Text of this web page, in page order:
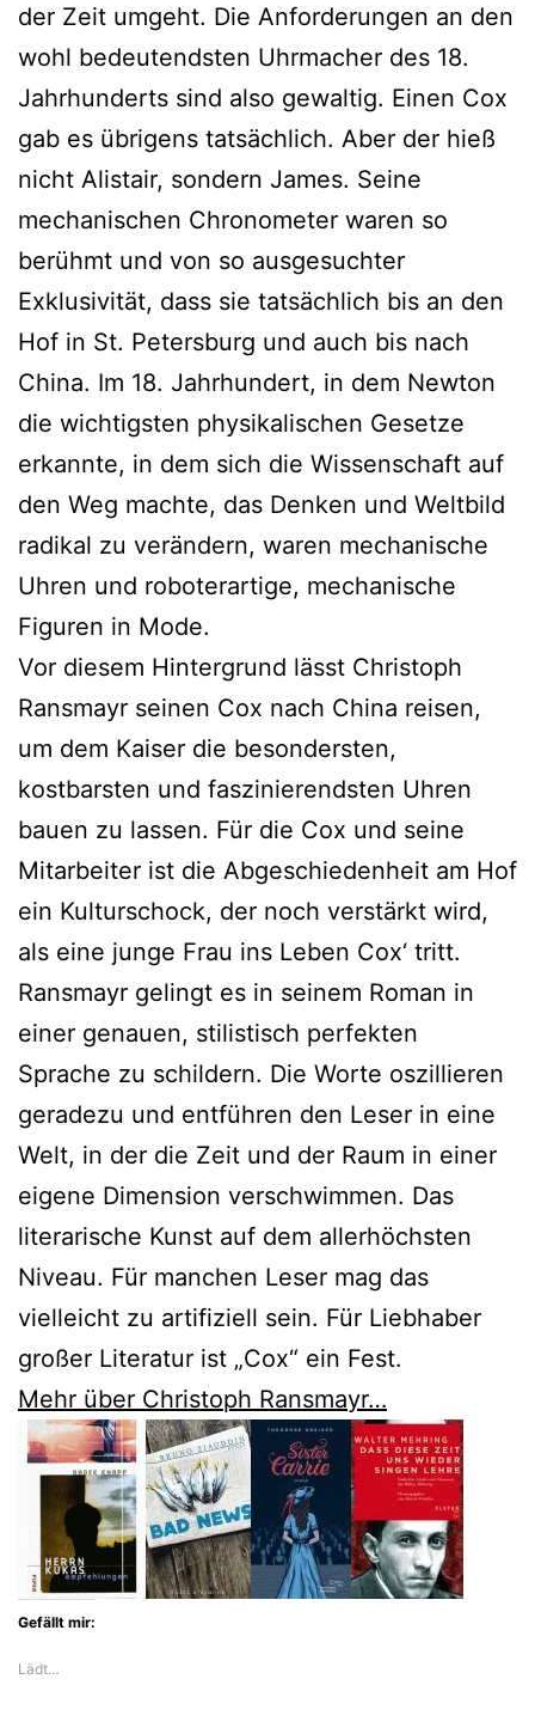
der Zeit umgeht. Die Anforderungen an den
wohl bedeutendsten Uhrmacher des 18.
Jahrhunderts sind also gewaltig. Einen Cox
gab es übrigens tatsächlich. Aber der hieß
nicht Alistair, sondern James. Seine
mechanischen Chronometer waren so
berühmt und von so ausgesuchter
Exklusivität, dass sie tatsächlich bis an den
Hof in St. Petersburg und auch bis nach
China. Im 18. Jahrhundert, in dem Newton
die wichtigsten physikalischen Gesetze
erkannte, in dem sich die Wissenschaft auf
den Weg machte, das Denken und Weltbild
radikal zu verändern, waren mechanische
Uhren und roboterartige, mechanische
Figuren in Mode.
Vor diesem Hintergrund lässt Christoph
Ransmayr seinen Cox nach China reisen,
um dem Kaiser die besondersten,
kostbarsten und faszinierendsten Uhren
bauen zu lassen. Für die Cox und seine
Mitarbeiter ist die Abgeschiedenheit am Hof
ein Kulturschock, der noch verstärkt wird,
als eine junge Frau ins Leben Cox‘ tritt.
Ransmayr gelingt es in seinem Roman in
einer genauen, stilistisch perfekten
Sprache zu schildern. Die Worte oszillieren
geradezu und entführen den Leser in eine
Welt, in der die Zeit und der Raum in einer
eigene Dimension verschwimmen. Das
literarische Kunst auf dem allerhöchsten
Niveau. Für manchen Leser mag das
vielleicht zu artifiziell sein. Für Liebhaber
großer Literatur ist „Cox“ ein Fest.
Mehr über Christoph Ransmayr…
Gefällt mir:
Lädt…